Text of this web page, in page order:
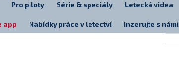
Pro piloty Série & speciály Letecká videa
app Nabídky práce v letectví Inzerujte s námi